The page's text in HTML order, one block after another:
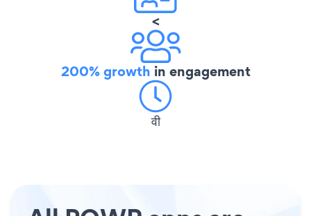
<
200% growth in engagement
वी